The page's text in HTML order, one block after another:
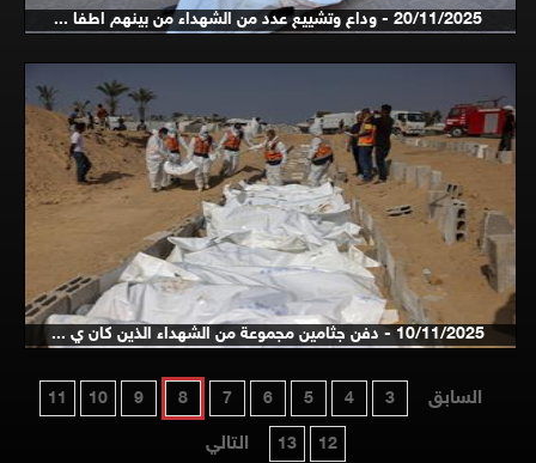
20/11/2025 - وداع وتشييع عدد من الشهداء من بينهم اطفا ...
10/11/2025 - دفن جثامين مجموعة من الشهداء الذين كان ي ...
السابق 3
4
5
6
7
8
9
10
11
12
13 التالي